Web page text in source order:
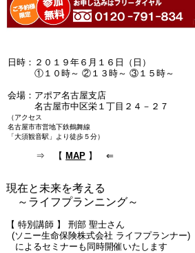
日時：２０１９年６月１６日（日）
①１０時～ ②１３時～ ③１５時～
会場：アポア名古屋支店
名古屋市中区栄１丁目２４－２７
（アクセス
名古屋市市営地下鉄鶴舞線
「大須観音駅」より徒歩５分）
⇒ 【 MAP 】 ⇐
現在と未来を考える
～ライフプランニング～
【 特別講師 】 刑部 聖士さん
(ソニー生命保険株式会社 ライフプランナー)
によるセミナーも同時開催いたします